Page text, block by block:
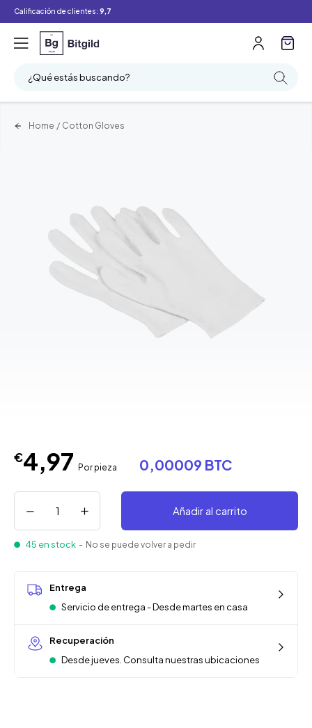
Calificación de clientes: 9,7
¿Qué estás buscando?
Home / Cotton Gloves
€4,97 Por pieza 0,00009 BTC
Añadir al carrito
45 en stock - No se puede volver a pedir
Entrega
Servicio de entrega - Desde martes en casa
Recuperación
Desde jueves. Consulta nuestras ubicaciones